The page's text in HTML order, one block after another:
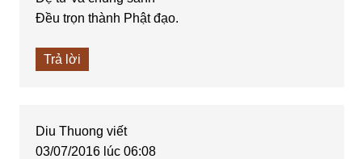
Đều trọn thành Phật đạo.
Trả lời
Diu Thuong viết
03/07/2016 lúc 06:08